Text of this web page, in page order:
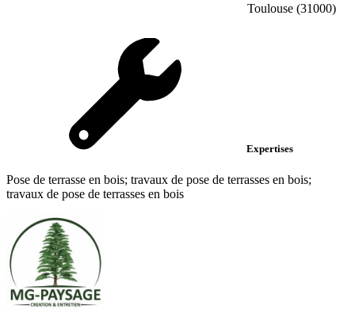
Toulouse (31000)
Expertises
Pose de terrasse en bois; travaux de pose de terrasses en bois;
travaux de pose de terrasses en bois